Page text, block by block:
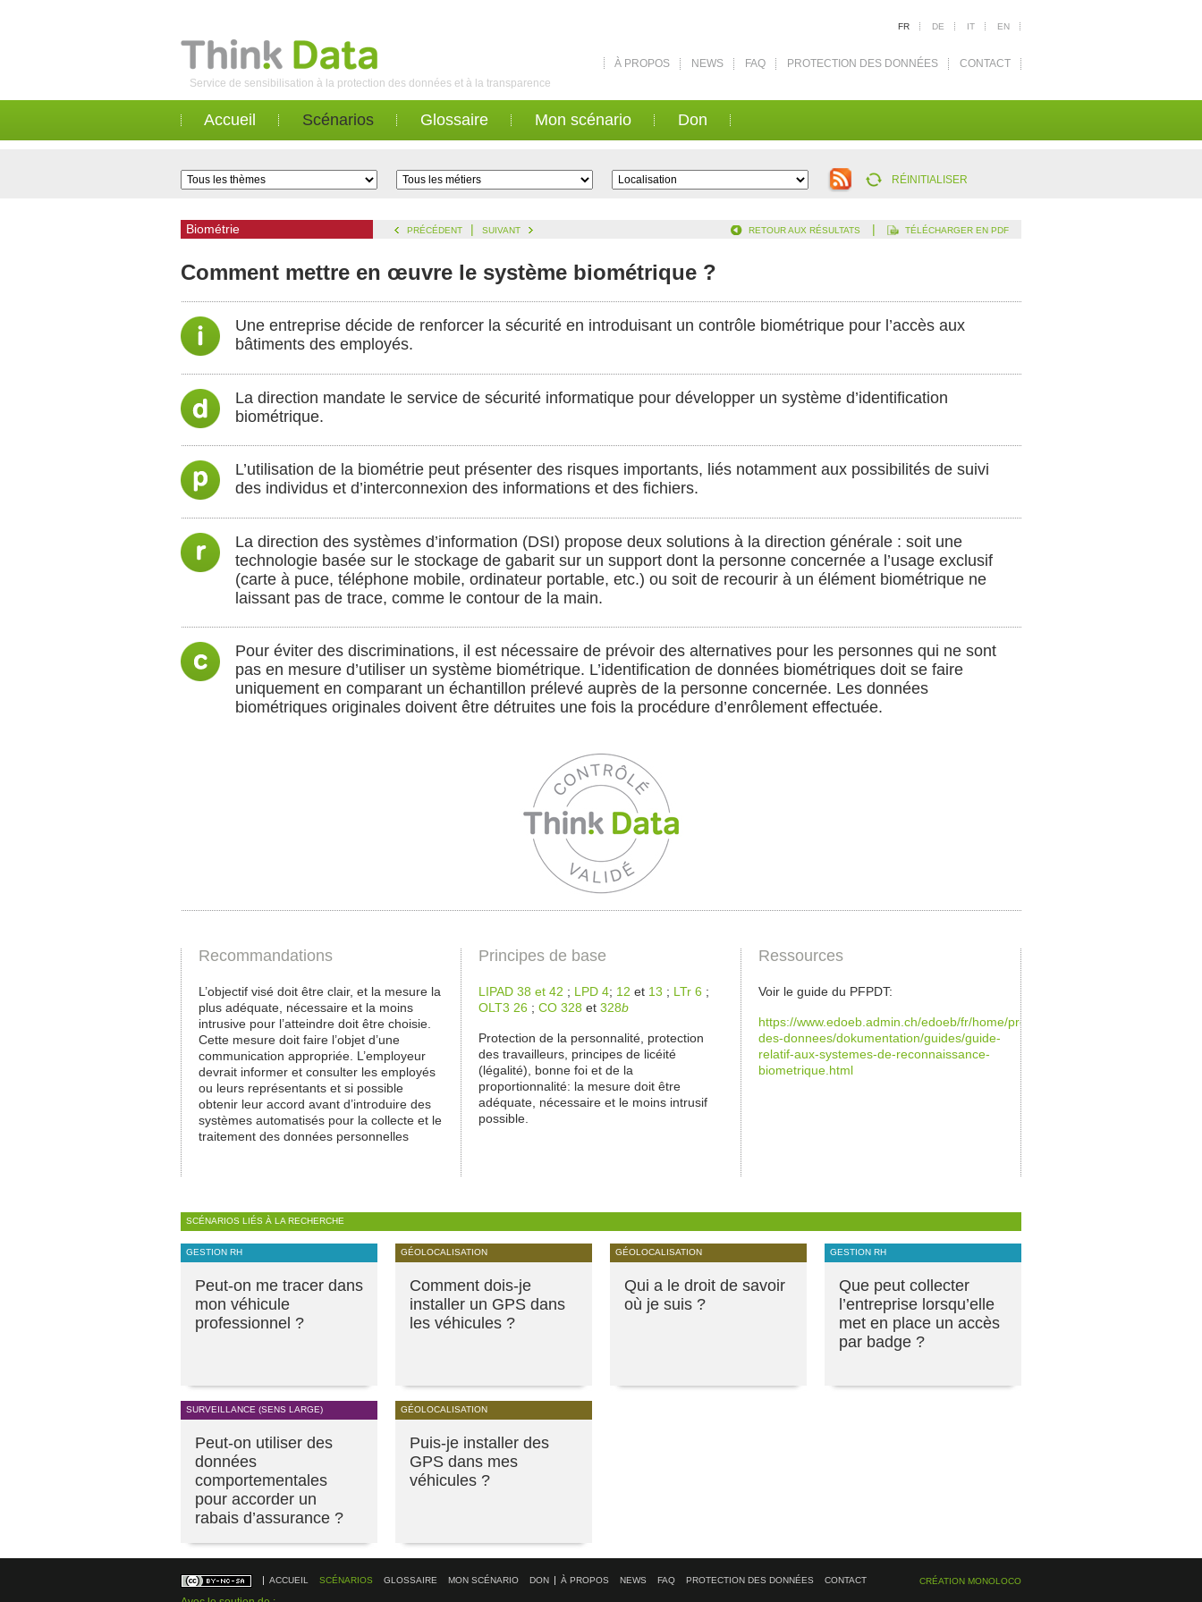
Service de sensibilisation à la protection des données et à la transparence
FR DE IT EN
À PROPOS NEWS FAQ PROTECTION DES DONNÉES CONTACT
Accueil Scénarios Glossaire Mon scénario Don
RÉINITIALISER
Biométrie PRÉCÉDENT | SUIVANT RETOUR AUX RÉSULTATS | TÉLÉCHARGER EN PDF
Comment mettre en œuvre le système biométrique ?
Une entreprise décide de renforcer la sécurité en introduisant un contrôle biométrique pour l’accès aux
bâtiments des employés.
La direction mandate le service de sécurité informatique pour développer un système d’identification
biométrique.
L’utilisation de la biométrie peut présenter des risques importants, liés notamment aux possibilités de suivi
des individus et d’interconnexion des informations et des fichiers.
La direction des systèmes d’information (DSI) propose deux solutions à la direction générale : soit une
technologie basée sur le stockage de gabarit sur un support dont la personne concernée a l’usage exclusif
(carte à puce, téléphone mobile, ordinateur portable, etc.) ou soit de recourir à un élément biométrique ne
laissant pas de trace, comme le contour de la main.
Pour éviter des discriminations, il est nécessaire de prévoir des alternatives pour les personnes qui ne sont
pas en mesure d’utiliser un système biométrique. L’identification de données biométriques doit se faire
uniquement en comparant un échantillon prélevé auprès de la personne concernée. Les données
biométriques originales doivent être détruites une fois la procédure d’enrôlement effectuée.
Recommandations
L’objectif visé doit être clair, et la mesure la
plus adéquate, nécessaire et la moins
intrusive pour l’atteindre doit être choisie.
Cette mesure doit faire l’objet d’une
communication appropriée. L’employeur
devrait informer et consulter les employés
ou leurs représentants et si possible
obtenir leur accord avant d’introduire des
systèmes automatisés pour la collecte et le
traitement des données personnelles
Principes de base
LIPAD 38 et 42 ; LPD 4; 12 et 13 ; LTr 6 ;
OLT3 26 ; CO 328 et 328b
Protection de la personnalité, protection
des travailleurs, principes de licéité
(légalité), bonne foi et de la
proportionnalité: la mesure doit être
adéquate, nécessaire et le moins intrusif
possible.
Ressources
Voir le guide du PFPDT:
https://www.edoeb.admin.ch/edoeb/fr/home/protection-
des-donnees/dokumentation/guides/guide-
relatif-aux-systemes-de-reconnaissance-
biometrique.html
SCÉNARIOS LIÉS À LA RECHERCHE
GESTION RH
Peut-on me tracer dans
mon véhicule
professionnel ?
GÉOLOCALISATION
Comment dois-je
installer un GPS dans
les véhicules ?
GÉOLOCALISATION
Qui a le droit de savoir
où je suis ?
GESTION RH
Que peut collecter
l’entreprise lorsqu’elle
met en place un accès
par badge ?
SURVEILLANCE (SENS LARGE)
Peut-on utiliser des
données
comportementales
pour accorder un
rabais d’assurance ?
GÉOLOCALISATION
Puis-je installer des
GPS dans mes
véhicules ?
ACCUEIL SCÉNARIOS GLOSSAIRE MON SCÉNARIO DON À PROPOS NEWS FAQ PROTECTION DES DONNÉES CONTACT CRÉATION MONOLOCO